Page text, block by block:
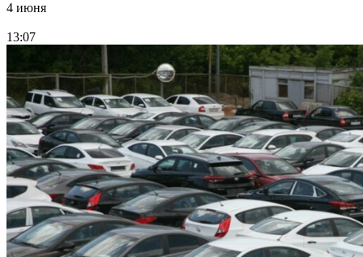
4 июня
13:07